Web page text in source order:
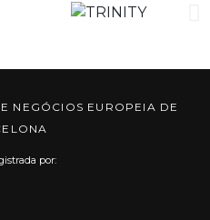
NEGÓCIOS EUROPEIA DE
por: